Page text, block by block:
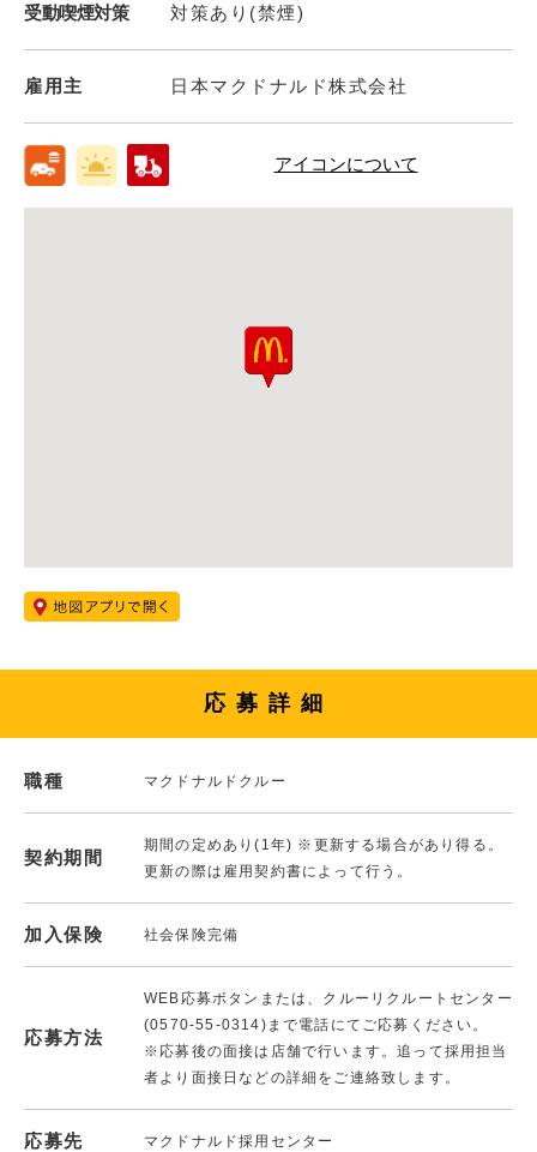
受動喫煙対策 対策あり(禁煙)
雇用主 日本マクドナルド株式会社
アイコンについて
応募詳細
職種 マクドナルドクルー
契約期間
期間の定めあり(1年) ※更新する場合があり得る。
更新の際は雇用契約書によって行う。
加入保険 社会保険完備
応募方法
WEB応募ボタンまたは、クルーリクルートセンター
(0570-55-0314)まで電話にてご応募ください。
※応募後の面接は店舗で行います。追って採用担当
者より面接日などの詳細をご連絡致します。
応募先 マクドナルド採用センター